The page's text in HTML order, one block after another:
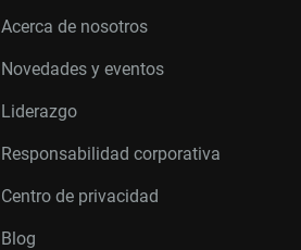
Acerca de nosotros
Novedades y eventos
Liderazgo
Responsabilidad corporativa
Centro de privacidad
Blog